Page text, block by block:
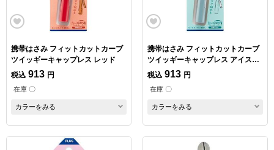
携帯はさみ フィットカットカーブ
ツイッギーキャップレス レッド
税込 913 円
在庫 〇
カラーをみる
携帯はさみ フィットカットカーブ
ツイッギーキャップレス アイスブ
ルー
税込 913 円
在庫 〇
カラーをみる